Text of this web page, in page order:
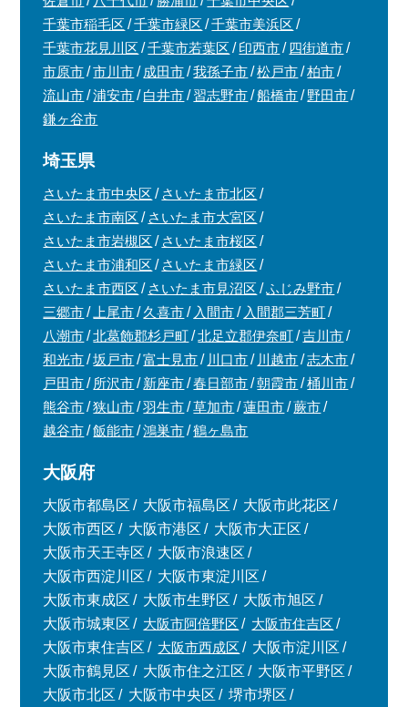
千葉市稲毛区
千葉市緑区
千葉市美浜区
千葉市花見川区
千葉市若葉区 印西市
四街道市
市原市
市川市 成田市 我孫子市 松戸市
柏市
流山市
浦安市 白井市 習志野市 船橋市
野田市
鎌ヶ谷市
埼玉県
さいたま市中央区
さいたま市北区
さいたま市南区
さいたま市大宮区
さいたま市岩槻区
さいたま市桜区
さいたま市浦和区
さいたま市緑区
さいたま市西区
さいたま市見沼区
ふじみ野市
三郷市
上尾市 久喜市 入間市
入間郡三芳町
八潮市
北葛飾郡杉戸町 北足立郡伊奈町
吉川市
和光市
坂戸市 富士見市 川口市 川越市
志木市
戸田市
所沢市 新座市 春日部市 朝霞市
桶川市
熊谷市
狭山市 羽生市 草加市 蓮田市
蕨市
越谷市
飯能市 鴻巣市 鶴ヶ島市
大阪府
大阪市都島区 大阪市福島区
大阪市此花区
大阪市西区
大阪市港区
大阪市大正区
大阪市天王寺区
大阪市浪速区
大阪市西淀川区
大阪市東淀川区
大阪市東成区
大阪市生野区
大阪市旭区
大阪市城東区
大阪市阿倍野区
大阪市住吉区
大阪市東住吉区
大阪市西成区
大阪市淀川区
大阪市鶴見区
大阪市住之江区
大阪市平野区
大阪市北区
大阪市中央区 堺市堺区